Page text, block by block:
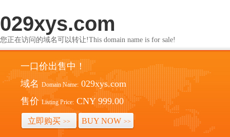
029xys.com
您正在访问的域名可以转让!This domain name is for sale!
一口价出售中！
域名 Domain Name: 029xys.com
售价 Listing Price: CNY 999.00
立即购买 >> BUY NOW >>